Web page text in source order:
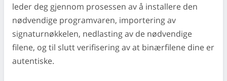
leder deg gjennom prosessen av å installere den
nødvendige programvaren, importering av
signaturnøkkelen, nedlasting av de nødvendige
filene, og til slutt verifisering av at binærfilene dine er
autentiske.